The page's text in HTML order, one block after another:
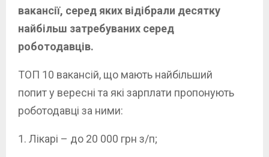
вакансії, серед яких відібрали десятку
найбільш затребуваних серед
роботодавців.
ТОП 10 вакансій, що мають найбільший
попит у вересні та які зарплати пропонують
роботодавці за ними:
1. Лікарі – до 20 000 грн з/п;